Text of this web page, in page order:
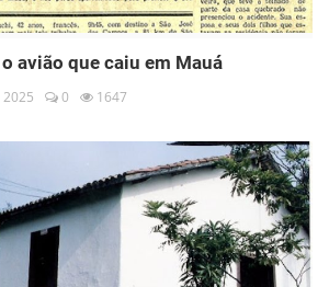
avião que caiu em Mauá
2025 0 1647